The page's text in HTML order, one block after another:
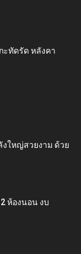
ะทัดรัด หลังคา
งใหญ่สวยงาม ด้วย
ห้องนอน งบ